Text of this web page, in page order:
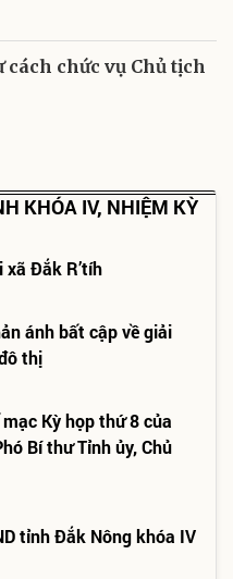
cách chức vụ Chủ tịch
KHÓA IV, NHIỆM KỲ
xã Đắk R’tíh
ánh bất cập về giải
thị
Kỳ họp thứ 8 của
Bí thư Tỉnh ủy, Chủ
tỉnh Đắk Nông khóa IV